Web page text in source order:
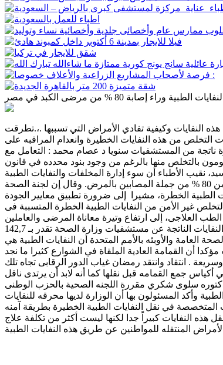
النفايات الطبية وراء إصابة 80 % من مرضى الكبد في مصر
النفايات وكيفية تفادي الأمراض التي تسببها .،.تطرقت
التخلص غير الأمن من النفايات د ناصر رسمي :أكثر من 42 ألف طن مخلفات خطرة ناتجة من المستشفيات سنويا د عصام محمد : التعامل مع
بالتخلص منها بالرغم من وجود بنود محدده في قانون
السيد، نقيب الأطباء أن سوء إدارة المخلفات والنفايات الطبية
الخطيرة وراء ارتفاع نسبة الإصابة بالعديد من الأمراض، خاصة مرضى الكبد خاصة مرضى فيروس "سى. وبى. وأيه" الذى ساهم فى إصابة أكثر من 80 % من جملة المصابين بالمرض. وقال إن لجنة الصحة
الخطرة، مشيرا إلى ضرورة تطبيق معايير الجودة
جنيه كمصروفات علاجية لمرضى الكبد جراء التخلص غير الأمن من النفايات الطبية الخطرة المتسببة فى
الصحة لشئون الطب العلاجى، إلى ارتفاع وتيرة معاناة المرضى والعاملين
فى الحقل الطبى جراء التخلص غير الآمن للنفايات الطبية الخطرة، لافتا إلى ضرورة تطبيق معايير الجودة الطبية فى كافة المستشفيات، وذكر أن كمية النفايات الناتجة عن مستشفيات وزارة الصحة تقدر بـ 142,7
الصحة العامة والأوبئه بالأمم المتحدة أن النفايات الطبية هي
أن القمامة العادية الملقاة في الشوارع كثيرا ما نجد
. انتقاد وانتقد رمضان غياب الدور الرقابى تجاه تلك
جمع القمامه قبل نقلها كما أنه لابد أن يرتدى ناقل
سلوى شكري مقررة اللجنه الصحية بالحزب الوطنى
وأكد المسئولون بها أن الوزارة لديها محرقه للنفايات
في نقل النفايات الطبية الخطيرة بطريقة آمنه
النفايات كبيراً جدا لكنها ليست أكثر من تكلفة علاج